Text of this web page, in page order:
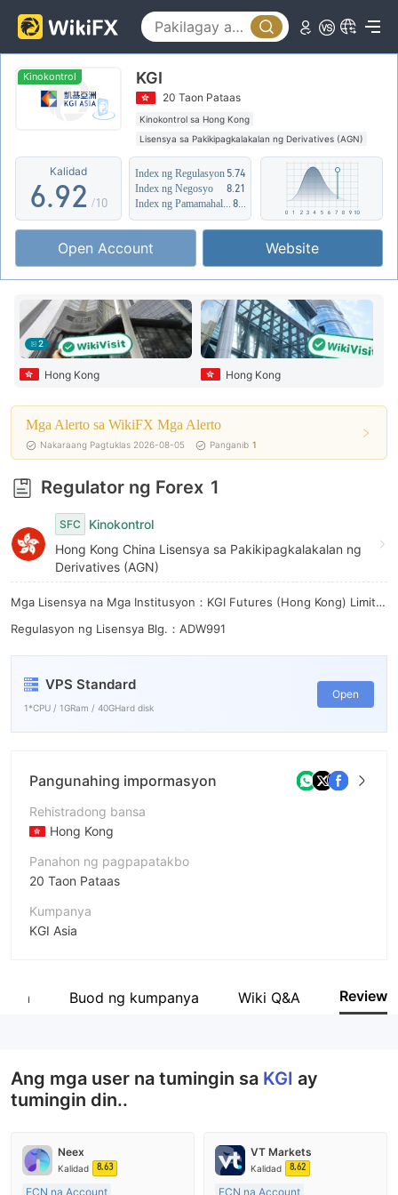
Kinokontrol KGI
20 Taon Pataas
Kinokontrol sa Hong Kong
Lisensya sa Pakikipagkalakalan ng Derivatives (AGN)
Katamtamang potensyal na peligro
Kalidad
1
2
3
5
6
7
8
9
.
4
5
6
8
9
1
2
3
4
5
6
7
8
9
/10
Index ng Regulasyon 5.74
Index ng Negosyo
8.21
8.01
Open Account Website
2
Hong Kong Hong Kong
Mga Alerto sa WikiFX Mga Alerto
Nakaraang Pagtuklas 2026-08-05 Panganib 1
Regulator ng Forex 1
SFC
Kinokontrol
Hong Kong China Lisensya sa Pakikipagkalakalan ng
Derivatives (AGN)
Mga Lisensya na Mga Institusyon：KGI Futures (Hong Kong) Limited
Regulasyon ng Lisensya Blg.：ADW991
VPS Standard
1*CPU / 1GRam / 40GHard disk
Open
Pangunahing impormasyon
Rehistradong bansa
Hong Kong
Panahon ng pagpapatakbo
20 Taon Pataas
Kumpanya
KGI Asia
empleyado ng kumpanya
Buod ng kumpanya Wiki Q&A Review
Ang mga user na tumingin sa KGI ay
tumingin din..
Neex
Kalidad 8.63
ECN na Account
VT Markets
Kalidad 8.62
ECN na Account